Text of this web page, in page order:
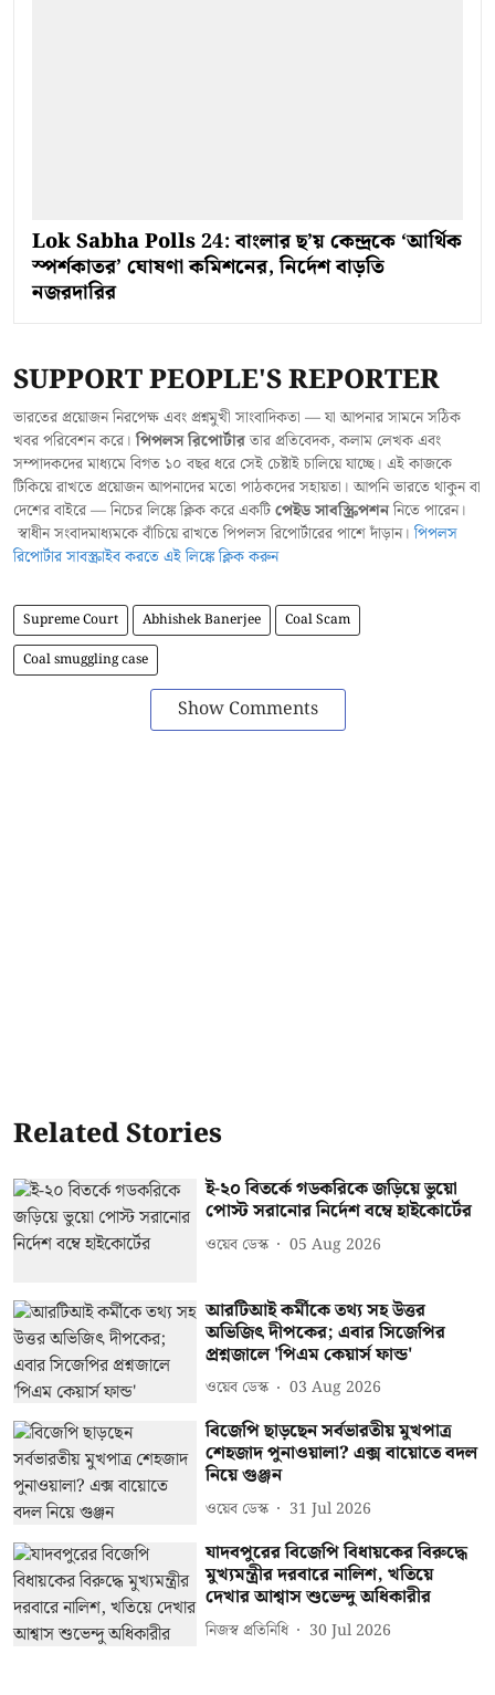
Lok Sabha Polls 24: বাংলার ছ’য় কেন্দ্রকে ‘আর্থিক
স্পর্শকাতর’ ঘোষণা কমিশনের, নির্দেশ বাড়তি
নজরদারির
SUPPORT PEOPLE'S REPORTER
ভারতের প্রয়োজন নিরপেক্ষ এবং প্রশ্নমুখী সাংবাদিকতা — যা আপনার সামনে সঠিক
খবর পরিবেশন করে।পিপলস রিপোর্টারতার প্রতিবেদক, কলাম লেখক এবং
সম্পাদকদের মাধ্যমে বিগত ১০ বছর ধরে সেই চেষ্টাই চালিয়ে যাচ্ছে। এই কাজকে
টিকিয়ে রাখতে প্রয়োজন আপনাদের মতো পাঠকদের সহায়তা। আপনি ভারতে থাকুন বা
দেশের বাইরে — নিচের লিঙ্কে ক্লিক করে একটিপেইড সাবস্ক্রিপশননিতে পারেন।
স্বাধীন সংবাদমাধ্যমকে বাঁচিয়ে রাখতে পিপলস রিপোর্টারের পাশে দাঁড়ান।পিপলস
রিপোর্টার সাবস্ক্রাইব করতে এই লিঙ্কে ক্লিক করুন
Supreme Court Abhishek Banerjee
Coal Scam
Coal smuggling case
Show Comments
Related Stories
ই-২০ বিতর্কে গডকরিকে জড়িয়ে ভুয়ো
পোস্ট সরানোর নির্দেশ বম্বে হাইকোর্টের
ওয়েব ডেস্ক 05 Aug 2026
আরটিআই কর্মীকে তথ্য সহ উত্তর
অভিজিৎ দীপকের; এবার সিজেপির
প্রশ্নজালে 'পিএম কেয়ার্স ফান্ড'
ওয়েব ডেস্ক 03 Aug 2026
বিজেপি ছাড়ছেন সর্বভারতীয় মুখপাত্র
শেহজাদ পুনাওয়ালা? এক্স বায়োতে বদল
নিয়ে গুঞ্জন
ওয়েব ডেস্ক 31 Jul 2026
যাদবপুরের বিজেপি বিধায়কের বিরুদ্ধে
মুখ্যমন্ত্রীর দরবারে নালিশ, খতিয়ে
দেখার আশ্বাস শুভেন্দু অধিকারীর
নিজস্ব প্রতিনিধি 30 Jul 2026